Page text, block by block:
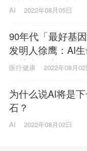
AI 2022年08月05日
90年代「最好基
发明人徐鹰：AI
年快意人生
医疗健康 2022年08月02
为什么说AI将是
石？
AI 2022年08月02日